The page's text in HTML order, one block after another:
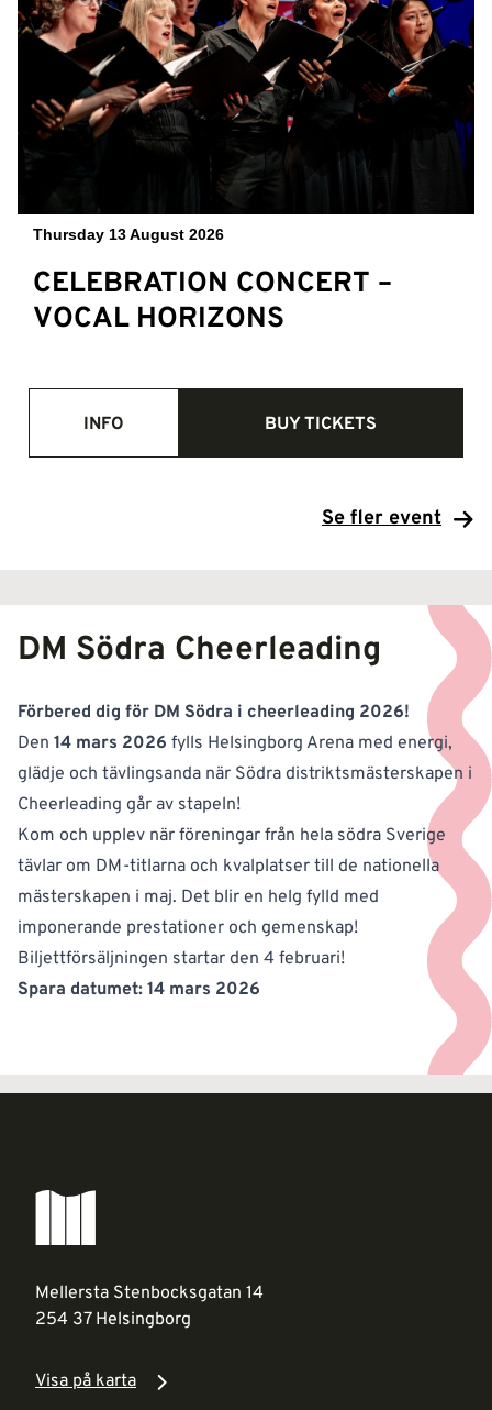
Thursday 13 August 2026
CELEBRATION CONCERT –
VOCAL HORIZONS
INFO BUY TICKETS
Se fler event
DM Södra Cheerleading
Förbered dig för DM Södra i cheerleading 2026!
Den 14 mars 2026 fylls Helsingborg Arena med energi,
glädje och tävlingsanda när Södra distriktsmästerskapen i
Cheerleading går av stapeln!
Kom och upplev när föreningar från hela södra Sverige
tävlar om DM-titlarna och kvalplatser till de nationella
mästerskapen i maj. Det blir en helg fylld med
imponerande prestationer och gemenskap!
Biljettförsäljningen startar den 4 februari!
Spara datumet: 14 mars 2026
Mellersta Stenbocksgatan 14
254 37 Helsingborg
Visa på karta